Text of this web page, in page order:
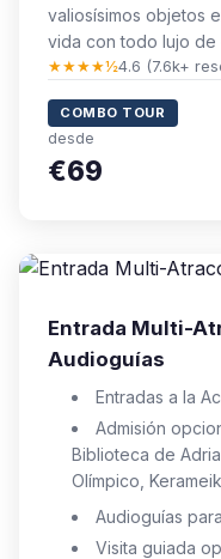
valiosísimos objetos
vida con todo lujo de
★★★★½4.6 (7.6k+
COMBO TOUR
desde
€69
Entrada Multi-
Audioguías
Entradas a la
Admisión
Biblioteca de
Olímpico,
Audioguías
Visita guiada